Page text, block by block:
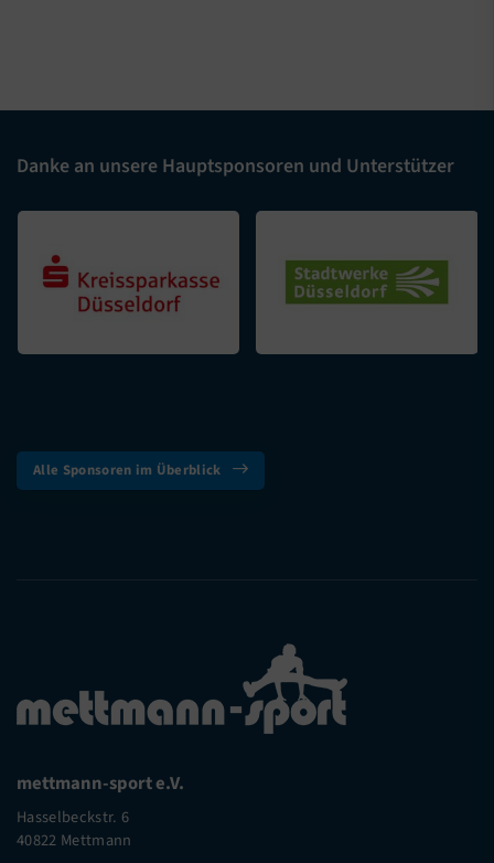
Danke an unsere Hauptsponsoren und Unterstützer
Alle Sponsoren im Überblick
mettmann-sport e.V.
Hasselbeckstr. 6
40822 Mettmann